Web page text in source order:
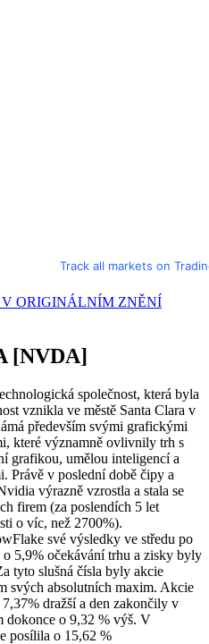
Track all markets on
ORIGINÁLNÍM ZNĚNÍ
[NVDA]
společnost, která byla
vznikla ve městě Santa Clara v
především svými grafickými
které významně ovlivnily trh s
grafikou, umělou inteligencí a
Právě v poslední době čipy a
výrazně vzrostla a stala se
firem (za poslendích 5 let
o víc, než 2700%).
své výsledky ve středu po
5,9% očekávání trhu a zisky byly
tyto slušná čísla byly akcie
svých absolutních maxim. Akcie
dražší a den zakončily v
dokonce o 9,32 % výš. V
posílila o 15,62 %